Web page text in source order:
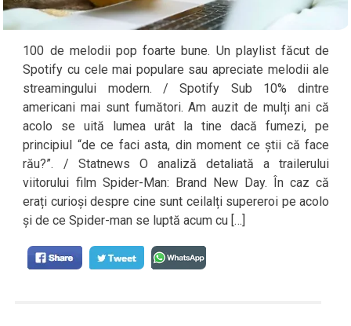
100 de melodii pop foarte bune. Un playlist făcut de
Spotify cu cele mai populare sau apreciate melodii ale
streamingului modern. / Spotify Sub 10% dintre
americani mai sunt fumători. Am auzit de mulți ani că
acolo se uită lumea urât la tine dacă fumezi, pe
principiul “de ce faci asta, din moment ce știi că face
rău?”. / Statnews O analiză detaliată a trailerului
viitorului film Spider-Man: Brand New Day. În caz că
erați curioși despre cine sunt ceilalți supereroi pe acolo
și de ce Spider-man se luptă acum cu […]